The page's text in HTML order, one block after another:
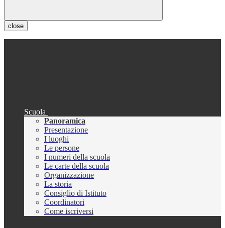
close
Scuola
Panoramica
Presentazione
I luoghi
Le persone
I numeri della scuola
Le carte della scuola
Organizzazione
La storia
Consiglio di Istituto
Coordinatori
Come iscriversi